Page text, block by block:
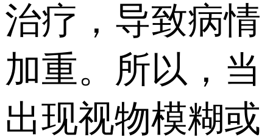
治疗，导致病情
加重。所以，当
出现视物模糊或